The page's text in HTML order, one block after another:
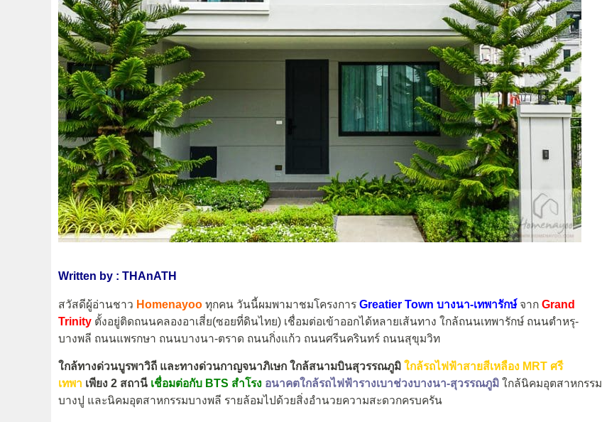
Written by : THAnATH
สวัสดีผู้อ่านชาว Homenayoo ทุกคน วันนี้ผมพามาชมโครงการ Greatier Town บางนา-เทพารักษ์ จาก Grand
Trinity ตั้งอยู่ติดถนนคลองอาเสี่ย(ซอยที่ดินไทย) เชื่อมต่อเข้าออกได้หลายเส้นทาง ใกล้ถนนเทพารักษ์ ถนนตำหรุ-
บางพลี ถนนแพรกษา ถนนบางนา-ตราด ถนนกิ่งแก้ว ถนนศรีนครินทร์ ถนนสุขุมวิท
ใกล้ทางด่วนบูรพาวิถี และทางด่วนกาญจนาภิเษก ใกล้สนามบินสุวรรณภูมิ ใกล้รถไฟฟ้าสายสีเหลือง MRT ศรี
เทพา เพียง 2 สถานี เชื่อมต่อกับ BTS สำโรง อนาคตใกล้รถไฟฟ้ารางเบาช่วงบางนา-สุวรรณภูมิ ใกล้นิคมอุตสาหกรรม
บางปู และนิคมอุตสาหกรรมบางพลี รายล้อมไปด้วยสิ่งอำนวยความสะดวกครบครัน